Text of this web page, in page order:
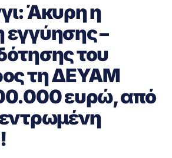
Άκυρη η
–
του
τη ΔΕΥΑΜ
ευρώ, από